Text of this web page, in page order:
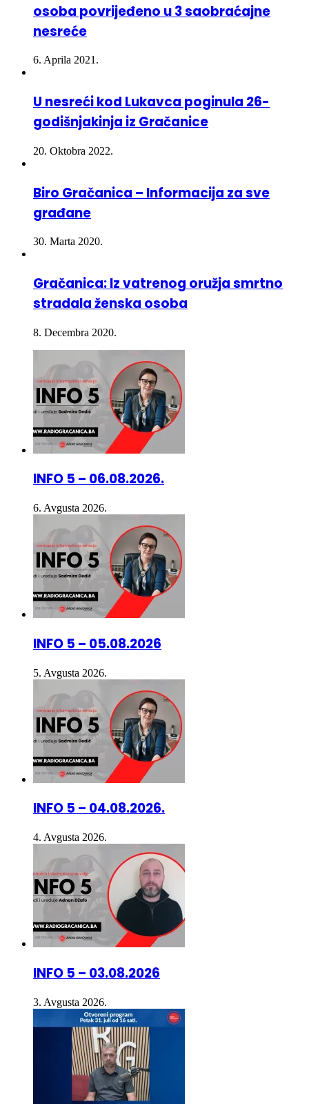
nesreće
6. Aprila 2021.
godišnjakinja iz Gračanice
20. Oktobra 2022.
građane
30. Marta 2020.
stradala ženska osoba
8. Decembra 2020.
INFO 5 – 06.08.2026.
6. Avgusta 2026.
INFO 5 – 05.08.2026
5. Avgusta 2026.
INFO 5 – 04.08.2026.
4. Avgusta 2026.
INFO 5 – 03.08.2026
3. Avgusta 2026.